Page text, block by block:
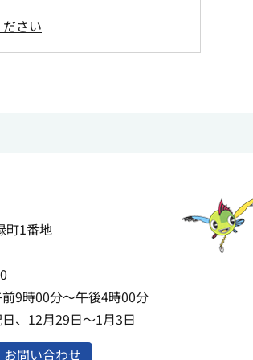
さい
町1番地
9時00分～午後4時00分
、12月29日～1月3日
お問い合わせ